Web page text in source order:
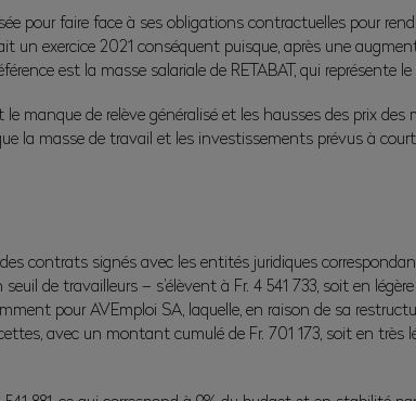
pour faire face à ses obligations contractuelles pour
exercice 2021 conséquent puisque, après une
est la masse salariale de RETABAT, qui représente
manque de relève généralisé et les hausses des prix
la masse de travail et les investissements prévus à
contrats signés avec les entités juridiques
de travailleurs – s’élèvent à Fr. 4 541 733, soit en
pour AVEmploi SA, laquelle, en raison de sa
avec un montant cumulé de Fr. 701 173, soit en très